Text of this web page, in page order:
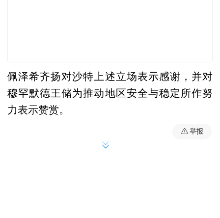
佩泽希齐扬对沙特上述立场表示感谢，并对
穆罕默德王储为推动地区安全与稳定所作努
力表示赞赏。
举报